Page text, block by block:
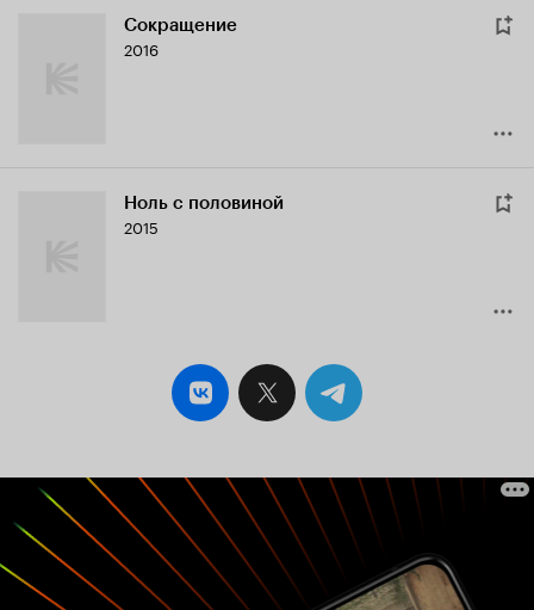
Сокращение
2016
Ноль с половиной
2015